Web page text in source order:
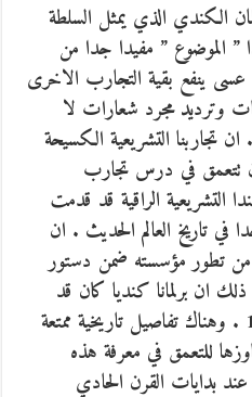
الكندي الذي يمثل السلطة
” الموضوع ” مفيدا جدا من
ينفع بقية التجارب الاخرى
وترديد مجرد شعارات لا
ان تجاربنا التشريعية الكسيحة
تتعمق في درس تجارب
التشريعية الراقية قد قدمت
في تاريخ العالم الحديث . ان
من تطور مؤسسته ضمن دستور
ان برلمانا كنديا كان قد
تأسس في 1 يوليه / تموز 1867 . وهناك تفاصيل تاريخية ممتعة
للتعمق في معرفة هذه
بدايات القرن الحادي